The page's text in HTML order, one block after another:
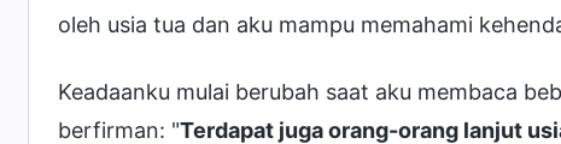
oleh usia tua dan aku mampu memahami
Keadaanku mulai berubah saat aku membaca
berfirman: "Terdapat juga orang-orang lanjut